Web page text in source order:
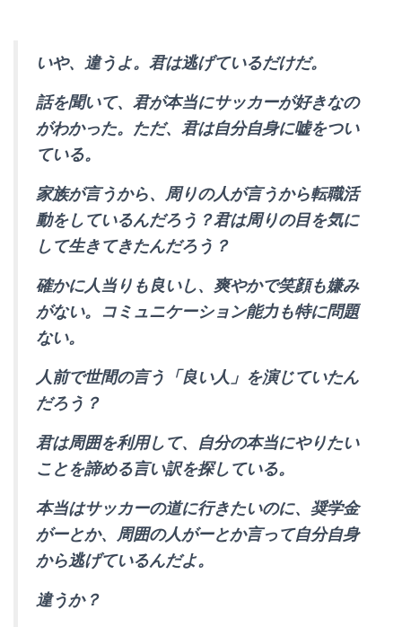
いや、違うよ。君は逃げているだけだ。
話を聞いて、君が本当にサッカーが好きなの
がわかった。ただ、君は自分自身に嘘をつい
ている。
家族が言うから、周りの人が言うから転職活
動をしているんだろう？君は周りの目を気に
して生きてきたんだろう？
確かに人当りも良いし、爽やかで笑顔も嫌み
がない。コミュニケーション能力も特に問題
ない。
人前で世間の言う「良い人」を演じていたん
だろう？
君は周囲を利用して、自分の本当にやりたい
ことを諦める言い訳を探している。
本当はサッカーの道に行きたいのに、奨学金
がーとか、周囲の人がーとか言って自分自身
から逃げているんだよ。
違うか？